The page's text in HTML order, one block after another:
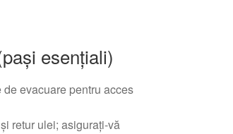
esențiali)
evacuare pentru acces
retur ulei; asigurați-vă